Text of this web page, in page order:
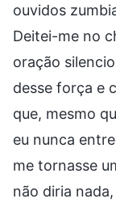
ouvidos
Deitei-me no
oração
desse força e
que, mesmo
eu nunca
me tornasse
não diria